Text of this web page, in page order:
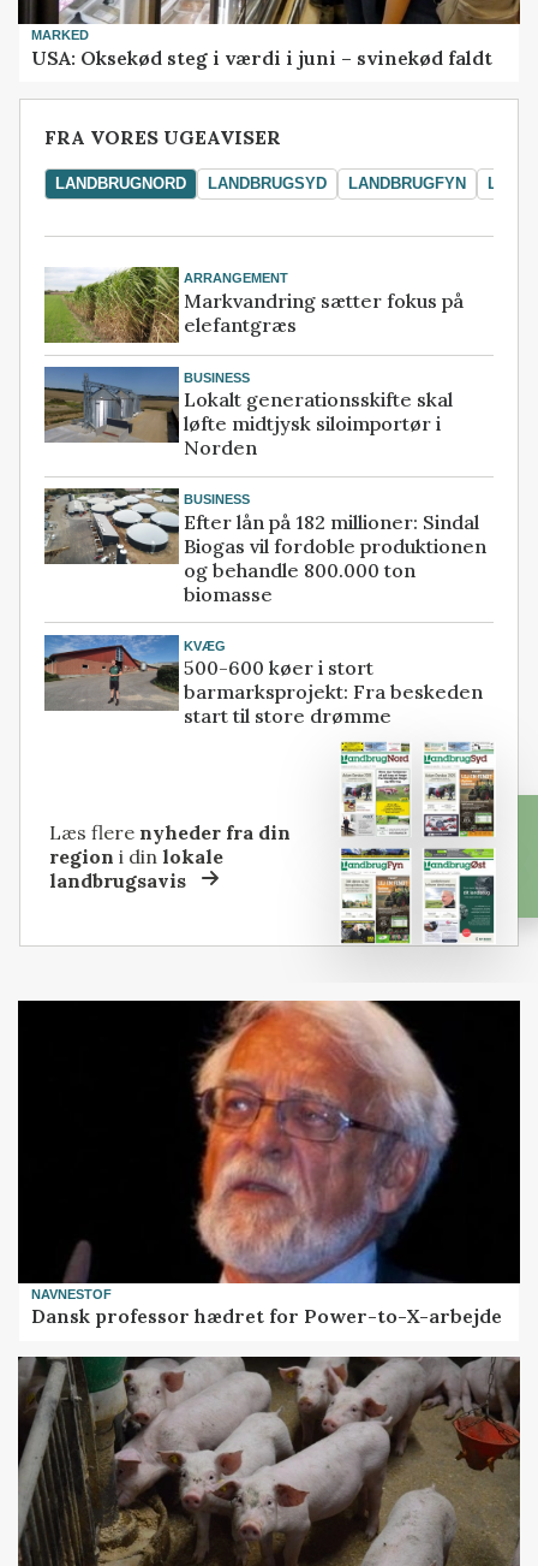
MARKED
USA: Oksekød steg i værdi i juni – svinekød faldt
FRA VORES UGEAVISER
LANDBRUGNORD LANDBRUGSYD LANDBRUGFYN
ARRANGEMENT
Markvandring sætter fokus på
elefantgræs
BUSINESS
Lokalt generationsskifte skal
løfte midtjysk siloimportør i
Norden
BUSINESS
Efter lån på 182 millioner: Sindal
Biogas vil fordoble produktionen
og behandle 800.000 ton
biomasse
KVÆG
500-600 køer i stort
barmarksprojekt: Fra beskeden
start til store drømme
Læs flere nyheder fra din
region i dinlokale
landbrugsavis
NAVNESTOF
Dansk professor hædret for Power-to-X-arbejde